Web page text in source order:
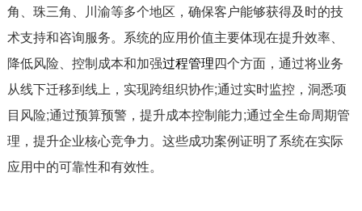
角、珠三角、川渝等多个地区，确保客户能够获得及时的技
术支持和咨询服务。系统的应用价值主要体现在提升效率、
降低风险、控制成本和加强过程管理四个方面，通过将业务
从线下迁移到线上，实现跨组织协作;通过实时监控，洞悉项
目风险;通过预算预警，提升成本控制能力;通过全生命周期管
理，提升企业核心竞争力。这些成功案例证明了系统在实际
应用中的可靠性和有效性。